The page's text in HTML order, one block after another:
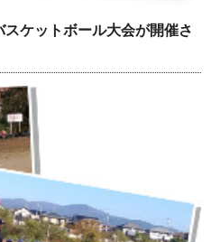
ケットボール大会が開催さ